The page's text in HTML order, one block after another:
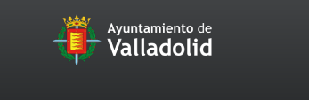
Portal
Web